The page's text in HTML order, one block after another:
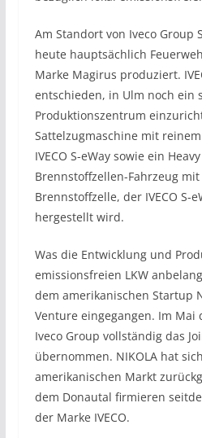
Am Standort von Iveco Group
heute hauptsächlich
Marke Magirus produziert.
entschieden, in Ulm noch ein
Produktionszentrum
Sattelzugmaschine mit
IVECO S-eWay sowie ein
Brennstoffzellen-Fahrzeug
Brennstoffzelle, der IVECO S-
hergestellt wird.
Was die Entwicklung und
emissionsfreien LKW
dem amerikanischen Startup
Venture eingegangen. Im Mai
Iveco Group vollständig das
übernommen. NIKOLA hat
amerikanischen Markt
dem Donautal firmieren
der Marke IVECO.